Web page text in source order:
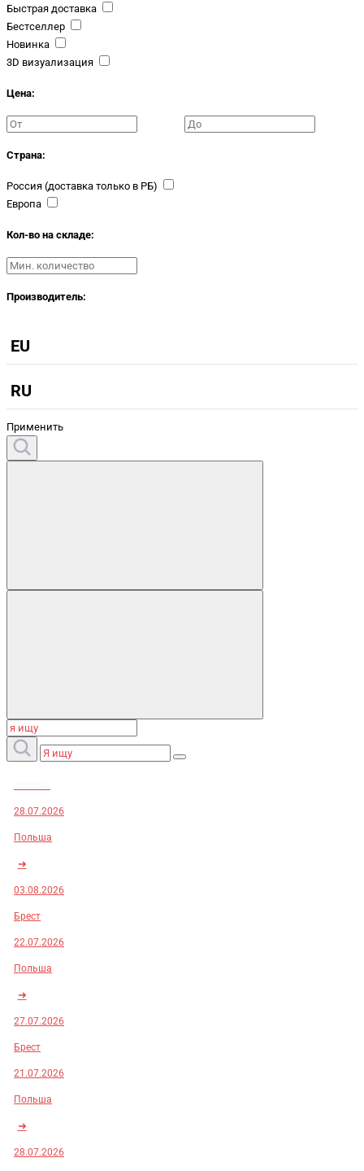
Быстрая доставка
Бестселлер
Новинка
3D визуализация
Цена:
Страна:
Россия (доставка только в РБ)
Европа
Кол-во на складе:
Производитель:
EU
RU
Применить
28.07.2026
Польша
➜
03.08.2026
Брест
22.07.2026
Польша
➜
27.07.2026
Брест
21.07.2026
Польша
➜
28.07.2026